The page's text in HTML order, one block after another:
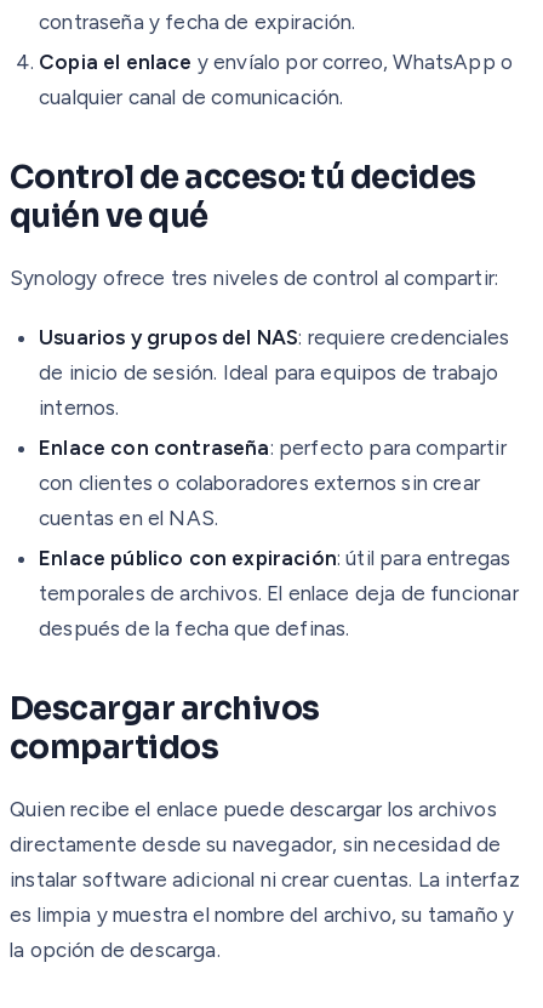
contraseña y fecha de expiración.
Copia el enlace y envíalo por correo, WhatsApp o
cualquier canal de comunicación.
Control de acceso: tú decides
quién ve qué
Synology ofrece tres niveles de control al compartir:
Usuarios y grupos del NAS: requiere credenciales
de inicio de sesión. Ideal para equipos de trabajo
internos.
Enlace con contraseña: perfecto para compartir
con clientes o colaboradores externos sin crear
cuentas en el NAS.
Enlace público con expiración: útil para entregas
temporales de archivos. El enlace deja de funcionar
después de la fecha que definas.
Descargar archivos
compartidos
Quien recibe el enlace puede descargar los archivos
directamente desde su navegador, sin necesidad de
instalar software adicional ni crear cuentas. La interfaz
es limpia y muestra el nombre del archivo, su tamaño y
la opción de descarga.